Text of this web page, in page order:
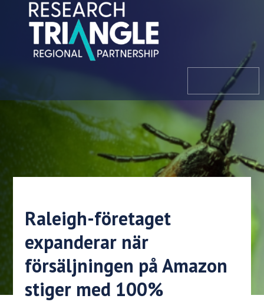
Hoppa till innehållet
meny
Raleigh-företaget
expanderar när
försäljningen på Amazon
stiger med 100%